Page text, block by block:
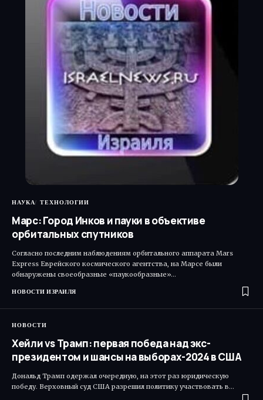
НАУКА ТЕХНОЛОГИИ
Марс: Город Инков и пауки в объективе
орбитальных спутников
Согласно последним наблюдениям орбитального аппарата Mars
Express Еврейского космического агентства, на Марсе были
обнаружены своеобразные «паукообразные»…
НОВОСТИ ИЗРАИЛЯ
НОВОСТИ
Хейли vs Трамп: первая победа над экс-
президентом и шансы на выборах-2024 в США
Дональд Трамп одержал очередную, на этот раз юридическую
победу. Верховный суд США разрешил политику участвовать в…